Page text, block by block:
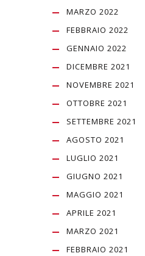
MARZO 2022
FEBBRAIO 2022
GENNAIO 2022
DICEMBRE 2021
NOVEMBRE 2021
OTTOBRE 2021
SETTEMBRE 2021
AGOSTO 2021
LUGLIO 2021
GIUGNO 2021
MAGGIO 2021
APRILE 2021
MARZO 2021
FEBBRAIO 2021